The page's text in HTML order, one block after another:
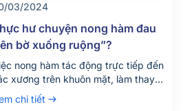
nhiều ca sinh non, hay thậm chí là
thai. Chính vì vậy, […]
03/2024
hư chuyện nong hàm đau
bờ xuống ruộng”?
nong hàm tác động trực tiếp đến
xương trên khuôn mặt, làm thay
kích thước cung hàm. Vì vậy khi
đến nong hàm, có thể dễ dàng
chi tiết